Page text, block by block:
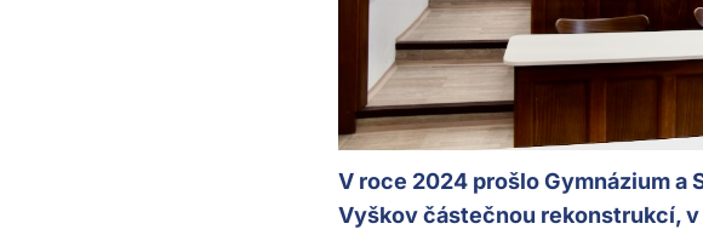
V roce 2024 prošlo Gymnázium a
Vyškov částečnou rekonstrukcí,